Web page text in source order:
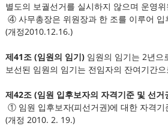
별도의 보궐선거를 실시하지 않으며 운영
④ 사무총장은 위원장과 한 조를 이루어 입
(개정2010.12.16.)
제41조 (임원의 임기)임원의 임기는 2년으
보선된 임원의 임기는 전임자의 잔여기간
제42조 (임원 입후보자의 자격기준 및 선거
① 임원 입후보자(피선거권)에 대한 자격기
(개정 2010. 2. 19.)